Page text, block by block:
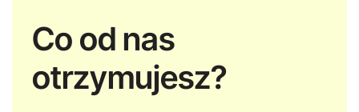
Co od nas
otrzymujesz?